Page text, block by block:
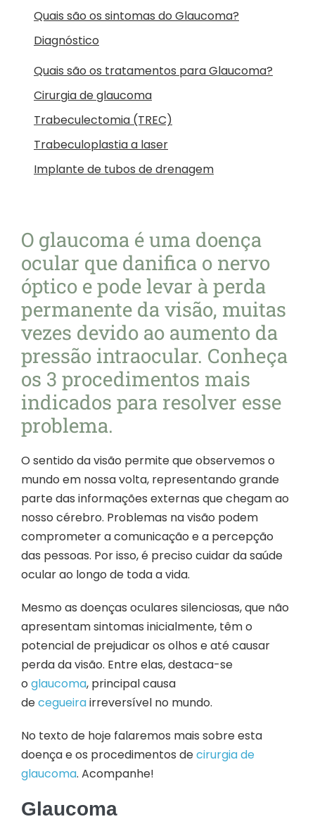
Quais são os sintomas do Glaucoma?
Diagnóstico
Quais são os tratamentos para Glaucoma?
Cirurgia de glaucoma
Trabeculectomia (TREC)
Trabeculoplastia a laser
Implante de tubos de drenagem
O glaucoma é uma doença
ocular que danifica o nervo
óptico e pode levar à perda
permanente da visão, muitas
vezes devido ao aumento da
pressão intraocular. Conheça
os 3 procedimentos mais
indicados para resolver esse
problema.
O sentido da visão permite que observemos o
mundo em nossa volta, representando grande
parte das informações externas que chegam ao
nosso cérebro. Problemas na visão podem
comprometer a comunicação e a percepção
das pessoas. Por isso, é preciso cuidar da saúde
ocular ao longo de toda a vida.
Mesmo as doenças oculares silenciosas, que não
apresentam sintomas inicialmente, têm o
potencial de prejudicar os olhos e até causar
perda da visão. Entre elas, destaca-se
o glaucoma, principal causa
decegueirairreversível no mundo.
No texto de hoje falaremos mais sobre esta
doença e os procedimentos decirurgia de
glaucoma. Acompanhe!
Glaucoma